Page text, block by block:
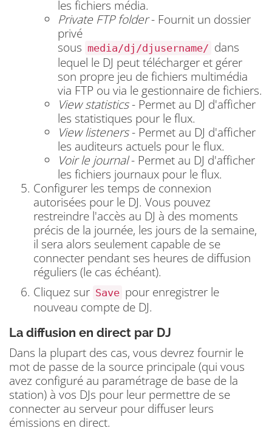
les fichiers média.
Private FTP folder- Fournit un dossier
privé
sous media/dj/djusername/ dans
lequel le DJ peut télécharger et gérer
son propre jeu de fichiers multimédia
via FTP ou via le gestionnaire de fichiers.
View statistics- Permet au DJ d'afficher
les statistiques pour le flux.
View listeners- Permet au DJ d'afficher
les auditeurs actuels pour le flux.
Voir le journal- Permet au DJ d'afficher
les fichiers journaux pour le flux.
Configurer les temps de connexion
autorisées pour le DJ. Vous pouvez
restreindre l'accès au DJ à des moments
précis de la journée, les jours de la semaine,
il sera alors seulement capable de se
connecter pendant ses heures de diffusion
réguliers (le cas échéant).
Cliquez sur Save pour enregistrer le
nouveau compte de DJ.
La diffusion en direct par DJ
Dans la plupart des cas, vous devrez fournir le
mot de passe de la source principale (qui vous
avez configuré au paramétrage de base de la
station) à vos DJs pour leur permettre de se
connecter au serveur pour diffuser leurs
émissions en direct.